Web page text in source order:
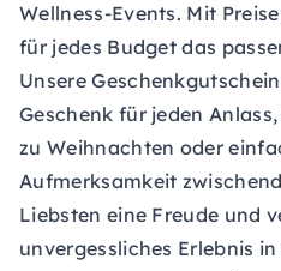
Wellness-Events. Mit
für jedes Budget das
Unsere
Geschenk für jeden
zu Weihnachten oder
Aufmerksamkeit
Liebsten eine Freude und
unvergessliches Erlebnis in